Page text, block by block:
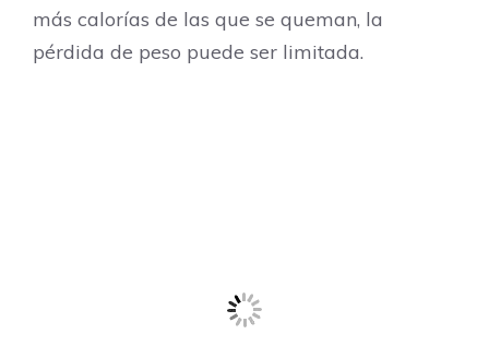
más calorías de las que se queman, la
pérdida de peso puede ser limitada.